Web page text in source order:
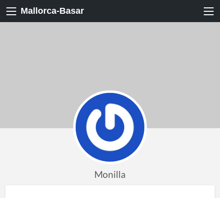
Mallorca-Basar
Monilla